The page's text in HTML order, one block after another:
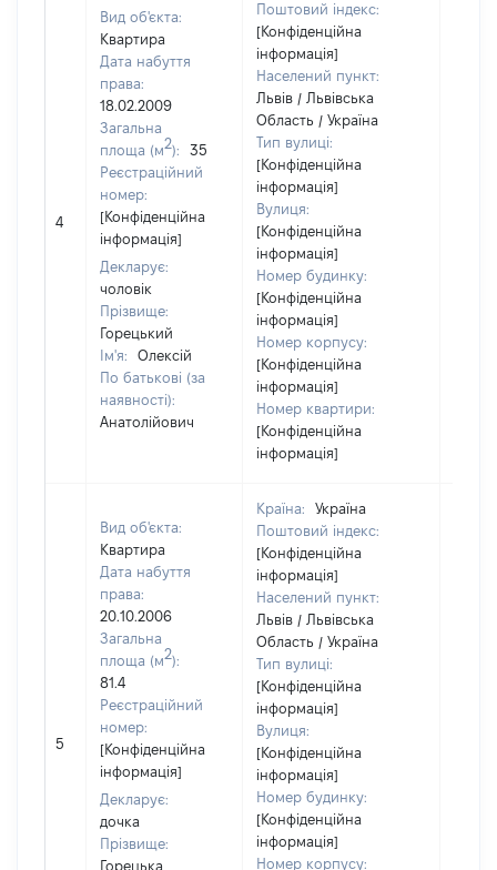
4
Вид об'єкта:
Квартира
Дата набуття
права:
18.02.2009
Загальна
площа (м2):
35
Реєстраційний
номер:
[Конфіденційна
інформація]
Декларує:
чоловік
Прізвище:
Горецький
Ім'я:
Олексій
По батькові (за
наявності):
Анатолійович
Поштовий індекс:
[Конфіденційна
інформація]
Населений пункт:
Львів / Львівська
Область / Україна
Тип вулиці:
[Конфіденційна
інформація]
Вулиця:
[Конфіденційна
інформація]
Номер будинку:
[Конфіденційна
інформація]
Номер корпусу:
[Конфіденційна
інформація]
Номер квартири:
[Конфіденційна
інформація]
5
Вид об'єкта:
Квартира
Дата набуття
права:
20.10.2006
Загальна
площа (м2):
81.4
Реєстраційний
номер:
[Конфіденційна
інформація]
Декларує:
дочка
Прізвище:
Горецька
Країна:
Україна
Поштовий індекс:
[Конфіденційна
інформація]
Населений пункт:
Львів / Львівська
Область / Україна
Тип вулиці:
[Конфіденційна
інформація]
Вулиця:
[Конфіденційна
інформація]
Номер будинку:
[Конфіденційна
інформація]
Номер корпусу: